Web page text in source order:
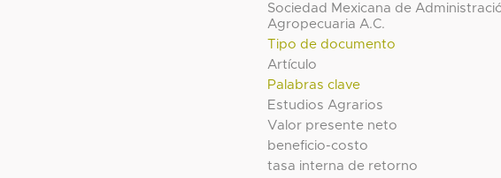
Sociedad Mexicana de
Agropecuaria A.C.
Tipo de documento
Artículo
Palabras clave
Estudios Agrarios
Valor presente neto
beneficio-costo
tasa interna de retorno